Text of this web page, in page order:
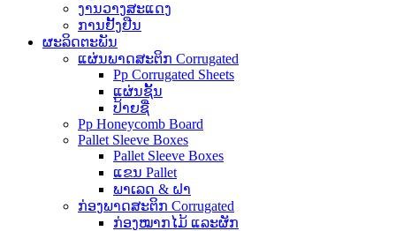
ງານວາງສະແດງ
ການຢັ້ງຢືນ
ຜະລິດຕະພັນ
ແຜ່ນພາດສະຕິກ Corrugated
Pp Corrugated Sheets
ແຜ່ນຊັ້ນ
ປ້າຍຊື່
Pp Honeycomb Board
Pallet Sleeve Boxes
Pallet Sleeve Boxes
ແຂນ Pallet
ພາເລດ & ຝາ
ກ່ອງພາດສະຕິກ Corrugated
ກ່ອງໝາກໄມ້ ແລະຜັກ